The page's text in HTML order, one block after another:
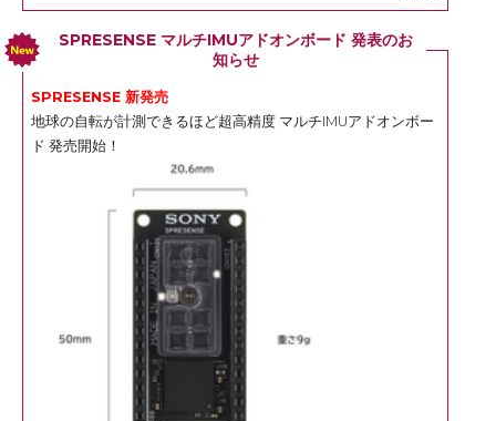
SPRESENSE マルチIMUアドオンボード 発表のお
知らせ
SPRESENSE 新発売
地球の自転が計測できるほど超高精度 マルチIMUアドオンボー
ド 発売開始！